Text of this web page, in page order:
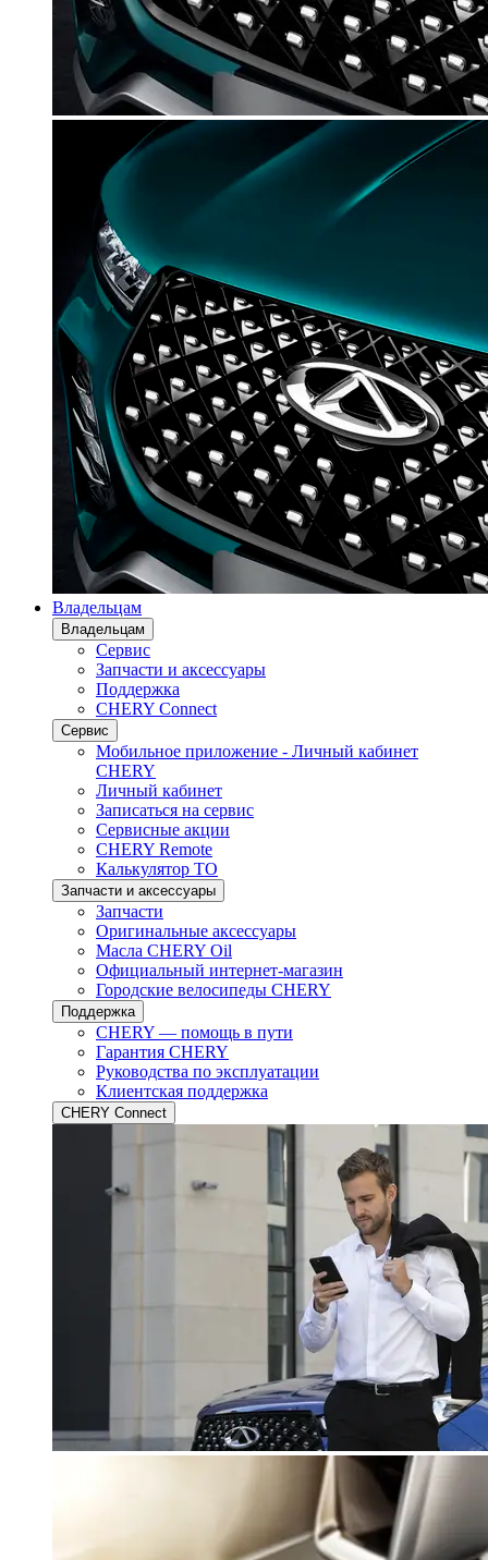
Владельцам
Владельцам
Сервис
Запчасти и аксессуары
Поддержка
CHERY Connect
Сервис
Мобильное приложение - Личный кабинет
CHERY
Личный кабинет
Записаться на сервис
Сервисные акции
CHERY Remote
Калькулятор ТО
Запчасти и аксессуары
Запчасти
Оригинальные аксессуары
Масла CHERY Oil
Официальный интернет-магазин
Городские велосипеды CHERY
Поддержка
CHERY — помощь в пути
Гарантия CHERY
Руководства по эксплуатации
Клиентская поддержка
CHERY Connect